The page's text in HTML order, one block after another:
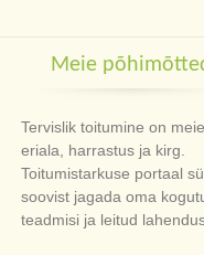
Meie
Tervislik toitumine on meie
eriala, harrastus ja kirg.
Toitumistarkuse portaal
soovist jagada oma
teadmisi ja leitud